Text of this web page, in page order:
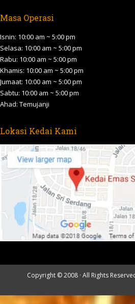
opens
in
new
window
opens
in
new
window
opens
in
new
window
opens
in
new
window
in
new
window
Masa Operasi
Isnin: 10:00 am ~ 5:00 pm
Selasa: 10:00 am ~ 5:00 pm
Rabu: 10:00 am ~ 5:00 pm
Khamis: 10:00 am ~ 5:00 pm
Jumaat: 10:00 am ~ 5:00 pm
Sabtu: 10:00 am ~ 5:00 pm
Ahad: Temujanji
Lokasi Kedai Kami
Copyright © 2008 · All Rights